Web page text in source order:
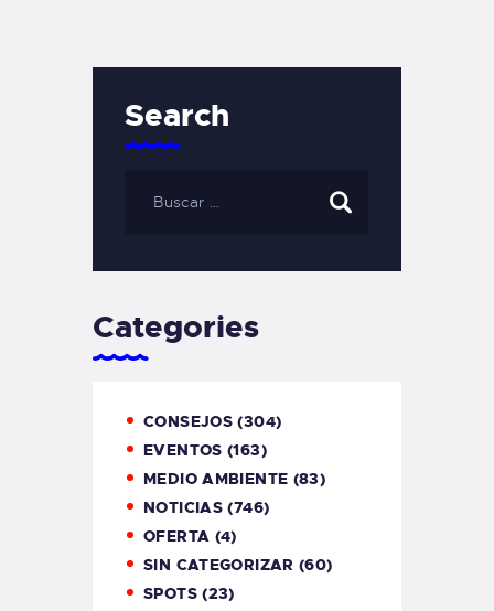
Search
Categories
CONSEJOS (304)
EVENTOS (163)
MEDIO AMBIENTE (83)
NOTICIAS (746)
OFERTA (4)
SIN CATEGORIZAR (60)
SPOTS(23)